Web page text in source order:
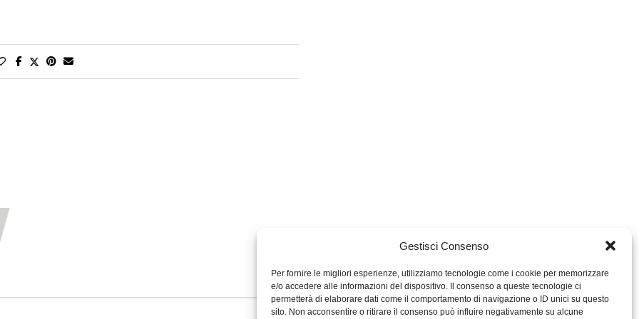
Gestisci Consenso
Per fornire le migliori esperienze, utilizziamo tecnologie come i cookie per memorizzare
e/o accedere alle informazioni del dispositivo. Il consenso a queste tecnologie ci
permetterà di elaborare dati come il comportamento di navigazione o ID unici su questo
sito. Non acconsentire o ritirare il consenso può influire negativamente su alcune